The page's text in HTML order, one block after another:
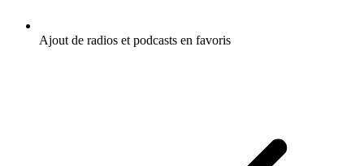
Ajout de radios et podcasts en favoris